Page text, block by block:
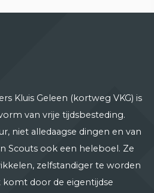
Kluis Geleen (kortweg VKG) is
van vrije tijdsbesteding.
niet alledaagse dingen en van
Scouts ook een heleboel. Ze
zelfstandiger te worden
door de eigentijdse